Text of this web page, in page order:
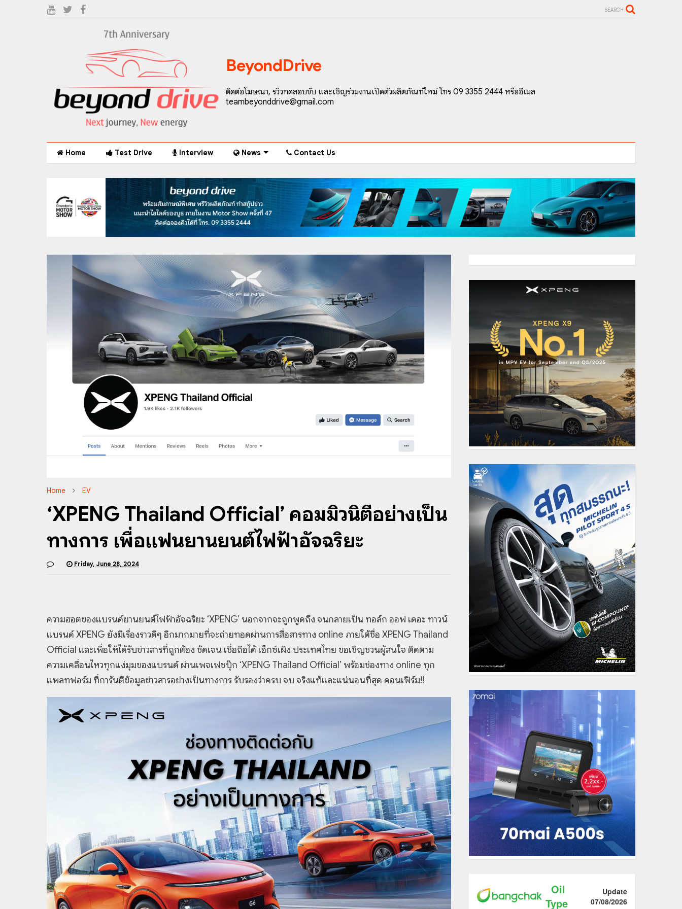
SEARCH
BeyondDrive
ติดต่อโฆษณา, รีวิวทดสอบขับ และเชิญร่วมงานเปิดตัวผลิตภัณฑ์ใหม่ โทร 09 3355 2444 หรืออีเมล
teambeyonddrive@gmail.com
Home Test Drive Interview News Contact Us
Home EV
‘XPENG Thailand Official’ คอมมิวนิตี้อย่างเป็น
ทางการ เพื่อแฟนยานยนต์ไฟฟ้าอัจฉริยะ
Friday, June 28, 2024
ความฮอตของแบรนด์ยานยนต์ไฟฟ้าอัจฉริยะ ‘XPENG’ นอกจากจะถูกพูดถึง จนกลายเป็น ทอล์ก ออฟ เดอะ ทาวน์
แบรนด์ XPENG ยังมีเรื่องราวดีๆ อีกมากมายที่จะถ่ายทอดผ่านการสื่อสารทาง online ภายใต้ชื่อ XPENG Thailand
Official และเพื่อให้ได้รับข่าวสารที่ถูกต้อง ชัดเจน เชื่อถือได้ เอ็กซ์เผิง ประเทศไทย ขอเชิญชวนผู้สนใจ ติดตาม
ความเคลื่อนไหวทุกแง่มุมของแบรนด์ ผ่านเพจเฟซบุ๊ก ‘XPENG Thailand Official’ พร้อมช่องทาง online ทุก
แพลทฟอร์ม ที่การันตีข้อมูลข่าวสารอย่างเป็นทางการ รับรองว่าครบ จบ จริงแท้และแน่นอนที่สุด คอนเฟิร์ม!!